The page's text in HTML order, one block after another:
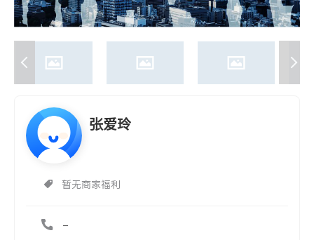
张爱玲
暂无商家福利
-